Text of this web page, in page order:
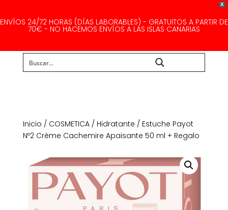
X
ENVÍOS 24/72 HORAS (DÍAS LABORABLES) - GRATUITOS A PARTIR DE
70€ - NO HACEMOS ENVÍOS A LAS ISLAS CANARIAS
Inicio / COSMETICA/ Hidratante / Estuche Payot
Nº2 Crème Cachemire Apaisante 50 ml + Regalo